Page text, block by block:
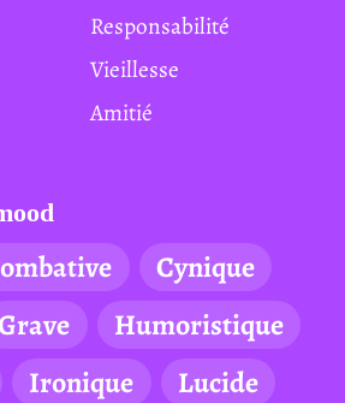
Responsabilité
Vieillesse
Amitié
Cynique
Humoristique
Ironique
Lucide